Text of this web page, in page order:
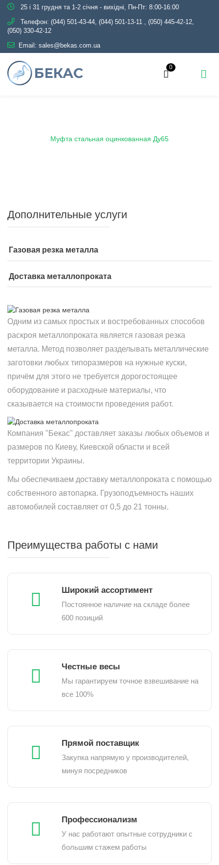
25 і 31 грудня та 1-2 січня - вихідні, Пн-Пт: 8:00-16:00
Телефон: (044) 501-43-44, (044) 501-13-11 , (050) 445-42-12,
(050) 330-42-12
Email: sales@bekas.com.ua
0
Муфта стальная оцинкованная Ду65
Дополнительные услуги
Газовая резка металла
Доставка металлопроката
Одним из самых простых и востребованных способов
раскроя металлопроката является газовая резка
металла. Метод позволяет разделывать металлические
заготовки любых типоразмеров на нужные куски,
причём для этого не требуется дорогостоящее
оборудование и расходные материалы, что
сказывается на стоимости проведения работ.
Компания "Бекас" доставляет заказы любых объемов и
размеров по Киеву, Киевской области и всей
территории Украины.
Мы обеспечиваем доставку металлопроката с помощью
собственного автопарка. Грузоподъемность наших
автомобилей составляет от 0,5 до 21 тонны.
Преимущества работы с нами
Широкий ассортимент
Постоянное наличие на складе более
600 позиций
Честные весы
Мы гарантируем точное взвешивание на
все 100%
Прямой поставщик
Закупка напрямую у производителей,
минуя посредников
Профессионализм
У нас работают опытные сотрудники с
большим стажем работы